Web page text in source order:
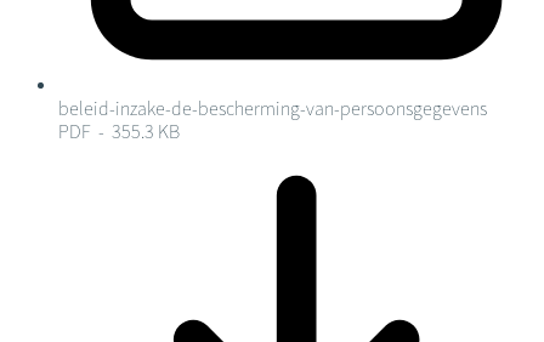
beleid-inzake-de-bescherming-van-persoonsgegevens
PDF - 355.3 KB